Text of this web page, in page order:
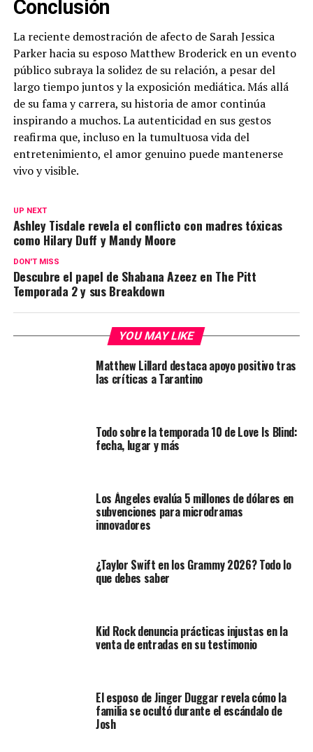
Conclusión
La reciente demostración de afecto de Sarah Jessica
Parker hacia su esposo Matthew Broderick en un evento
público subraya la solidez de su relación, a pesar del
largo tiempo juntos y la exposición mediática. Más allá
de su fama y carrera, su historia de amor continúa
inspirando a muchos. La autenticidad en sus gestos
reafirma que, incluso en la tumultuosa vida del
entretenimiento, el amor genuino puede mantenerse
vivo y visible.
UP NEXT
Ashley Tisdale revela el conflicto con madres tóxicas
como Hilary Duff y Mandy Moore
DON'T MISS
Descubre el papel de Shabana Azeez en The Pitt
Temporada 2 y sus Breakdown
YOU MAY LIKE
Matthew Lillard destaca apoyo positivo tras
las críticas a Tarantino
Todo sobre la temporada 10 de Love Is Blind:
fecha, lugar y más
Los Ángeles evalúa 5 millones de dólares en
subvenciones para microdramas
innovadores
¿Taylor Swift en los Grammy 2026? Todo lo
que debes saber
Kid Rock denuncia prácticas injustas en la
venta de entradas en su testimonio
El esposo de Jinger Duggar revela cómo la
familia se ocultó durante el escándalo de
Josh